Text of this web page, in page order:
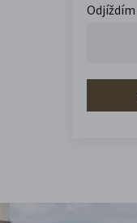
Odjíždím